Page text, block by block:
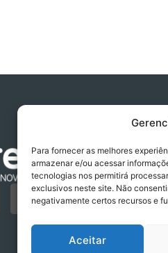
Para fornecer as melhores
armazenar e/ou acessar
tecnologias nos permitirá
exclusivos neste site. Não
negativamente certos recursos e
Aceitar